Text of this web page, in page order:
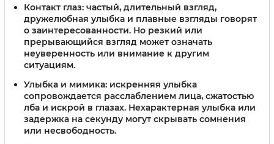
Контакт глаз: частый, длительный взгляд,
дружелюбная улыбка и плавные взгляды говорят
о заинтересованности. Но резкий или
прерывающийся взгляд может означать
неуверенность или внимание к другим
ситуациям.
Улыбка и мимика: искренняя улыбка
сопровождается расслаблением лица, сжатостью
лба и искрой в глазах. Нехарактерная улыбка или
задержка на секунду могут скрывать сомнения
или несвободность.